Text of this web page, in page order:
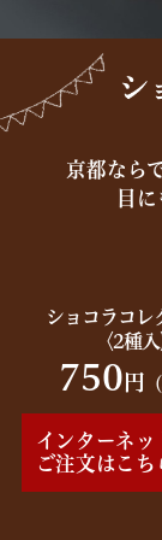
京都なら
目
ショコラコレ
〈2種入
750 円
インターネッ
ご注文はこち